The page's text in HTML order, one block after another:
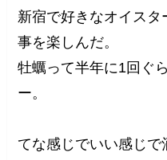
新宿で好きなオイス
事を楽しんだ。
牡蠣って半年に1回ぐ
ー。
てな感じでいい感じ